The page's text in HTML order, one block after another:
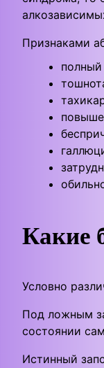
Признаками
Какие
Условно
Под ложным
состоянии
Истинный